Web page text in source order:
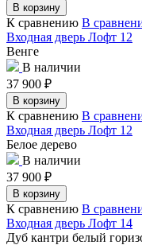
В корзину
К сравнению В
Входная дверь Лофт 12
Венге
В наличии
37 900 ₽
В корзину
К сравнению В
Входная дверь Лофт 12
Белое дерево
В наличии
37 900 ₽
В корзину
К сравнению В
Входная дверь Лофт 14
Дуб кантри белый